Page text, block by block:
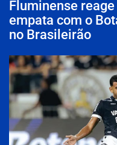
Fluminense
empata com o
no Brasileirão